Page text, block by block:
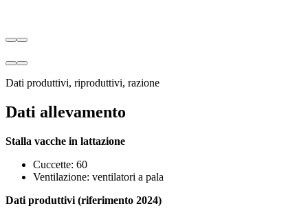
Dati produttivi, riproduttivi, razione
Dati allevamento
Stalla vacche in lattazione
Cuccette: 60
Ventilazione: ventilatori a pala
Dati produttivi (riferimento 2024)